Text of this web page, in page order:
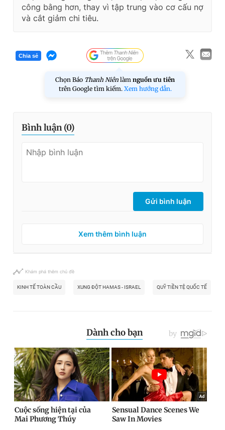
công bằng hơn, thay vì tập trung vào cơ cấu nợ
và cắt giảm chi tiêu.
Chia sẻ
Chọn Báo Thanh Niên làm nguồn ưu tiên
trên Google tìm kiếm. Xem hướng dẫn.
Bình luận (0)
Gửi bình luận
Xem thêm bình luận
Khám phá thêm chủ đề
KINH TẾ TOÀN CẦU XUNG ĐỘT HAMAS - ISRAEL QUỸ TIỀN TỆ QUỐC TẾ